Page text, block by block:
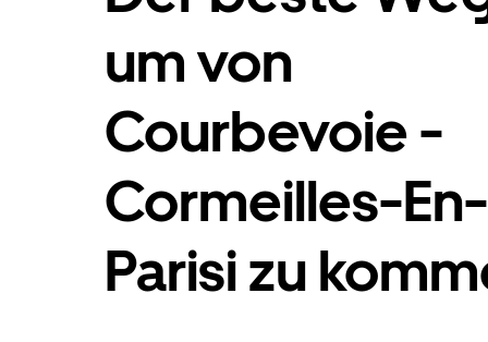
um von
Courbevoie -
Cormeilles-En-
Parisi zu